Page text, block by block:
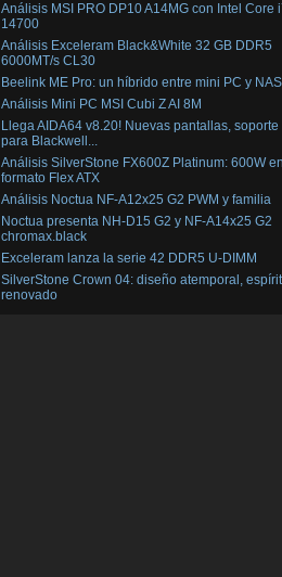
Análisis MSI PRO DP10 A14MG con Intel Core
14700
Análisis Exceleram Black&White 32 GB DDR5
6000MT/s CL30
Beelink ME Pro: un híbrido entre mini PC y NAS
Análisis Mini PC MSI Cubi Z AI 8M
Llega AIDA64 v8.20! Nuevas pantallas, soporte
para Blackwell...
Análisis SilverStone FX600Z Platinum: 600W
formato Flex ATX
Análisis Noctua NF-A12x25 G2 PWM y familia
Noctua presenta NH-D15 G2 y NF-A14x25 G2
chromax.black
Exceleram lanza la serie 42 DDR5 U-DIMM
SilverStone Crown 04: diseño atemporal,
renovado